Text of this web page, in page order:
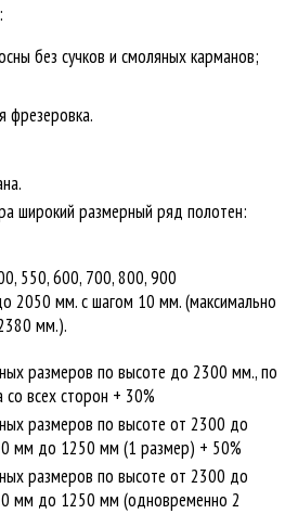
без сучков и смоляных карманов;
фрезеровка.
широкий размерный ряд полотен:
550, 600, 700, 800, 900
2050 мм. с шагом 10 мм. (максимально
мм.).
размеров по высоте до 2300 мм., по
всех сторон + 30%
размеров по высоте от 2300 до
мм до 1250 мм (1 размер) + 50%
размеров по высоте от 2300 до
мм до 1250 мм (одновременно 2